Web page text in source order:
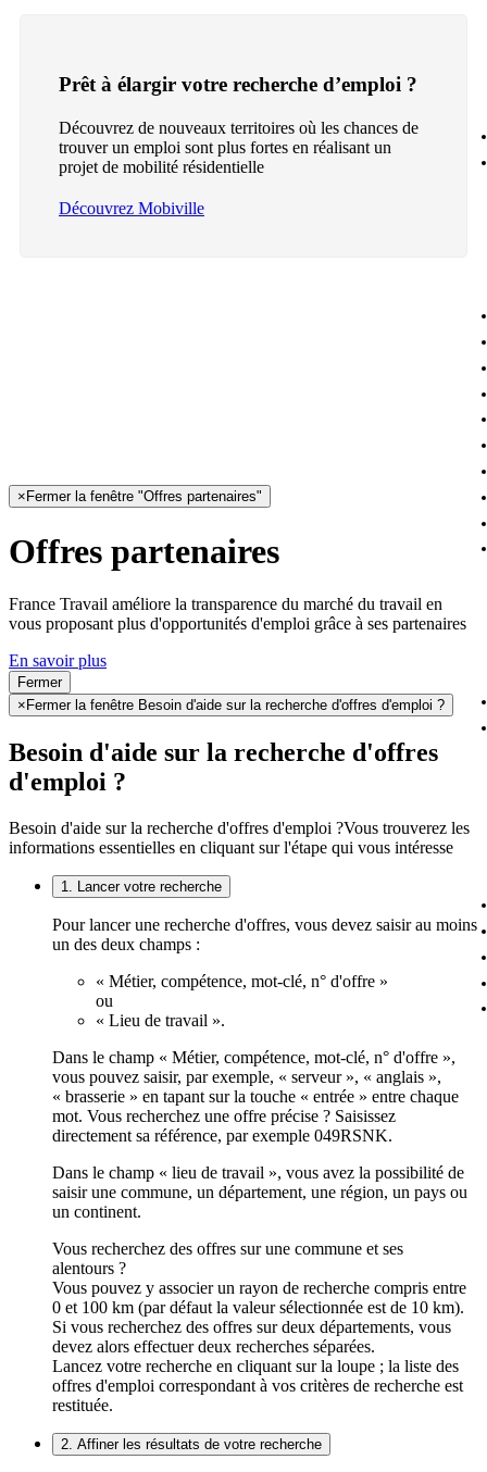
Prêt à élargir votre recherche d’emploi ?
Découvrez de nouveaux territoires où les chances de
trouver un emploi sont plus fortes en réalisant un
projet de mobilité résidentielle
Découvrez Mobiville
× Fermer la fenêtre "Offres partenaires"
Offres partenaires
France Travail améliore la transparence du marché du travail en
vous proposant plus d'opportunités d'emploi grâce à ses partenaires
En savoir plus
Fermer
× Fermer la fenêtre Besoin d'aide sur la recherche d'offres d'emploi ?
Besoin d'aide sur la recherche d'offres
d'emploi ?
Besoin d'aide sur la recherche d'offres d'emploi ?Vous trouverez les
informations essentielles en cliquant sur l'étape qui vous intéresse
1. Lancer votre recherche
Pour lancer une recherche d'offres, vous devez saisir au moins
un des deux champs :
« Métier, compétence, mot-clé, n° d'offre »
ou
« Lieu de travail ».
Dans le champ « Métier, compétence, mot-clé, n° d'offre »,
vous pouvez saisir, par exemple, « serveur », « anglais »,
« brasserie » en tapant sur la touche « entrée » entre chaque
mot. Vous recherchez une offre précise ? Saisissez
directement sa référence, par exemple 049RSNK.
Dans le champ « lieu de travail », vous avez la possibilité de
saisir une commune, un département, une région, un pays ou
un continent.
Vous recherchez des offres sur une commune et ses
alentours ?
Vous pouvez y associer un rayon de recherche compris entre
0 et 100 km (par défaut la valeur sélectionnée est de 10 km).
Si vous recherchez des offres sur deux départements, vous
devez alors effectuer deux recherches séparées.
Lancez votre recherche en cliquant sur la loupe ; la liste des
offres d'emploi correspondant à vos critères de recherche est
restituée.
2. Affiner les résultats de votre recherche